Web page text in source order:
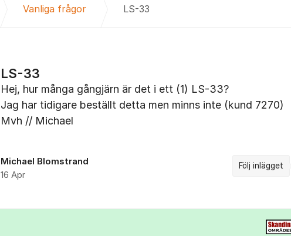
Vanliga frågor LS-33
LS-33
Hej, hur många gångjärn är det i ett (1) LS-33?
Jag har tidigare beställt detta men minns inte (kund 7270)
Mvh // Michael
Michael Blomstrand
16 Apr
Följ inlägget